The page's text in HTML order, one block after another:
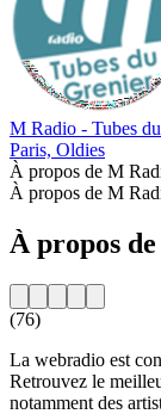
M Radio - Tubes
Paris, Oldies
À propos de M
À propos de M
À propos
(76)
La webradio est
Retrouvez le
notamment des